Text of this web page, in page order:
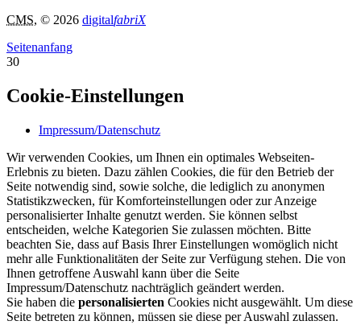
CMS, © 2026 digitalfabriX
Seitenanfang
30
Cookie-Einstellungen
Impressum/Datenschutz
Wir verwenden Cookies, um Ihnen ein optimales Webseiten-
Erlebnis zu bieten. Dazu zählen Cookies, die für den Betrieb der
Seite notwendig sind, sowie solche, die lediglich zu anonymen
Statistikzwecken, für Komforteinstellungen oder zur Anzeige
personalisierter Inhalte genutzt werden. Sie können selbst
entscheiden, welche Kategorien Sie zulassen möchten. Bitte
beachten Sie, dass auf Basis Ihrer Einstellungen womöglich nicht
mehr alle Funktionalitäten der Seite zur Verfügung stehen. Die von
Ihnen getroffene Auswahl kann über die Seite
Impressum/Datenschutz nachträglich geändert werden.
Sie haben die personalisierten Cookies nicht ausgewählt. Um diese
Seite betreten zu können, müssen sie diese per Auswahl zulassen.